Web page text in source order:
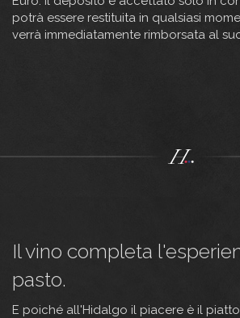
potrà essere restituita in qualsiasi
verrà immediatamente rimborsata al
Il vino completa
pasto.
E poiché all'Hidalgo il piacere è il